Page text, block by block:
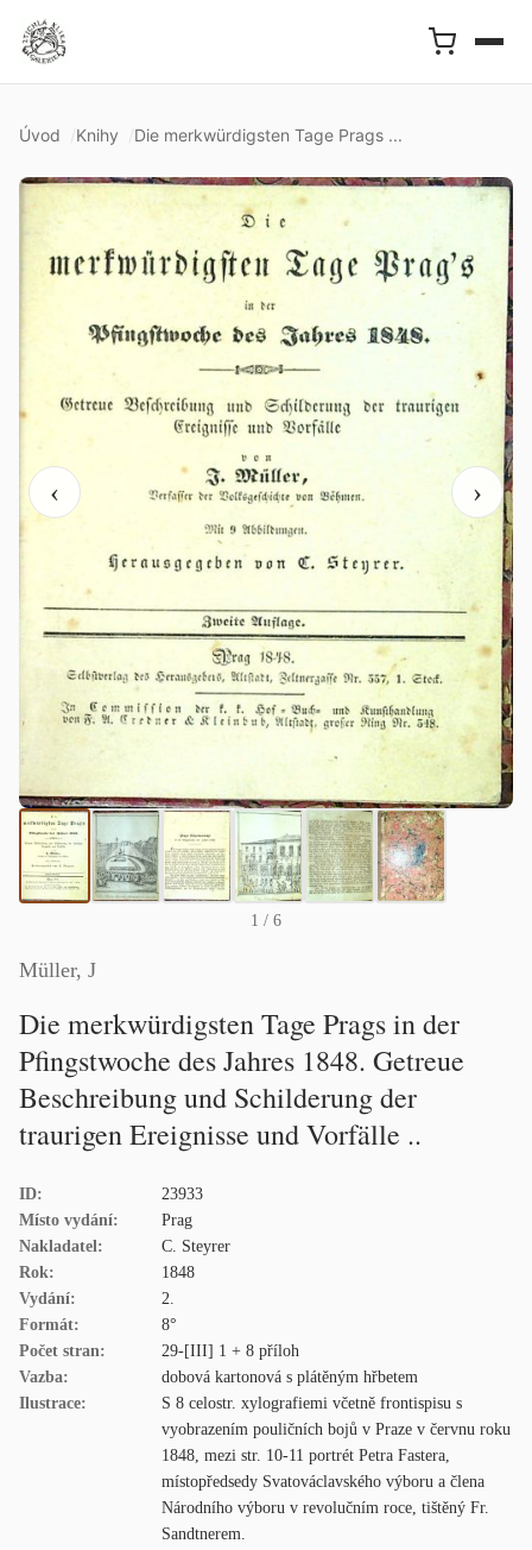
Úvod Knihy Die merkwürdigsten Tage Prags ...
‹ ›
1 / 6
Müller, J
Die merkwürdigsten Tage Prags in der
Pfingstwoche des Jahres 1848. Getreue
Beschreibung und Schilderung der
traurigen Ereignisse und Vorfälle ..
ID:
23933
Místo vydání:
Prag
Nakladatel:
C. Steyrer
Rok:
1848
Vydání:
2.
Formát:
8°
Počet stran:
29-[III] 1 + 8 příloh
Vazba:
dobová kartonová s plátěným hřbetem
Ilustrace:
S 8 celostr. xylografiemi včetně frontispisu s
vyobrazením pouličních bojů v Praze v červnu roku
1848, mezi str. 10-11 portrét Petra Fastera,
místopředsedy Svatováclavského výboru a člena
Národního výboru v revolučním roce, tištěný Fr.
Sandtnerem.